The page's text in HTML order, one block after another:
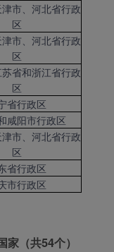
市、河北省行政
区
市、河北省行政
区
苏省和浙江省行政
区
省行政区
咸阳市行政区
市、河北省行政
区
省行政区
市行政区
（共54个）
，
体
型
装
将
行